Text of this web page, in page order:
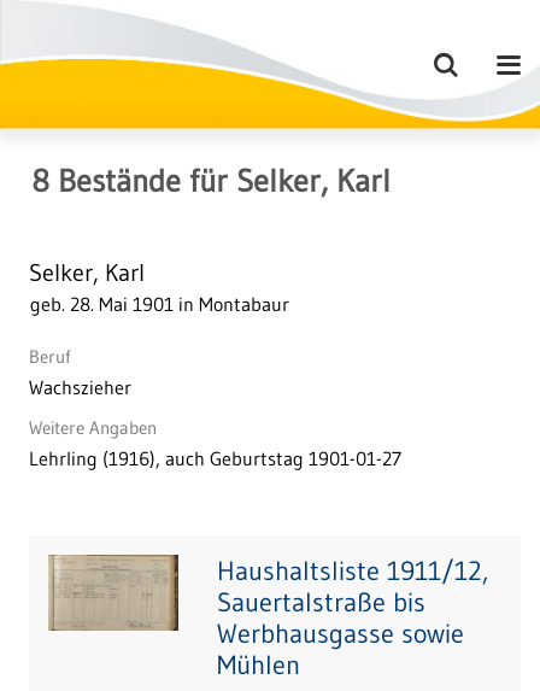
8 Bestände für Selker, Karl
Selker, Karl
geb. 28. Mai 1901 in Montabaur
Beruf
Wachszieher
Weitere Angaben
Lehrling (1916), auch Geburtstag 1901-01-27
Haushaltsliste 1911/12,
Sauertalstraße bis
Werbhausgasse sowie
Mühlen